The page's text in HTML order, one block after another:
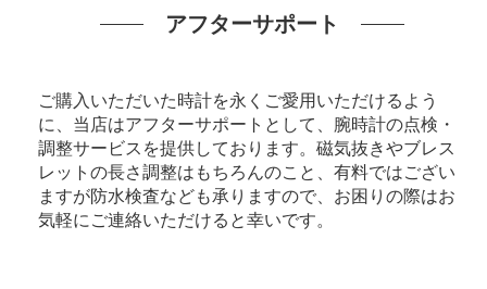
アフターサポート
ご購入いただいた時計を永くご愛用いただけるよう
に、当店はアフターサポートとして、腕時計の点検・
調整サービスを提供しております。磁気抜きやブレス
レットの長さ調整はもちろんのこと、有料ではござい
ますが防水検査なども承りますので、お困りの際はお
気軽にご連絡いただけると幸いです。